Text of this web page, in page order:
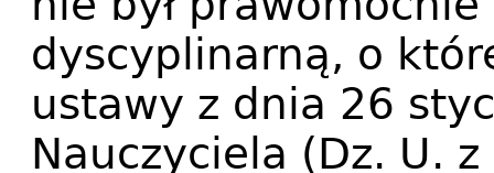
dyscyplinarną, o
ustawy z dnia 26
Nauczyciela (Dz. U.